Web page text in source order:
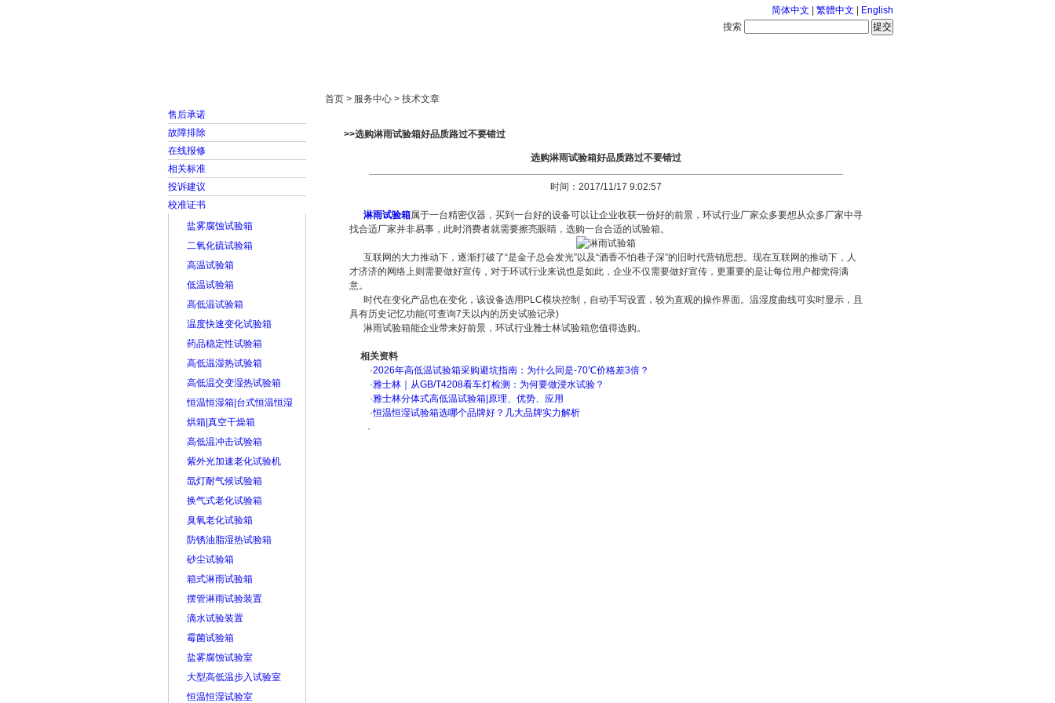
简体中文 繁體中文
English
搜索
售后承诺
故障排除
在线报修
相关标准
投诉建议
校准证书
盐雾腐蚀试验箱
二氧化硫试验箱
高温试验箱
低温试验箱
高低温试验箱
温度快速变化试验箱
药品稳定性试验箱
高低温湿热试验箱
高低温交变湿热试验箱
恒温恒湿箱|台式恒温恒湿
烘箱|真空干燥箱
高低温冲击试验箱
紫外光加速老化试验机
氙灯耐气候试验箱
换气式老化试验箱
臭氧老化试验箱
防锈油脂湿热试验箱
砂尘试验箱
箱式淋雨试验箱
摆管淋雨试验装置
滴水试验装置
霉菌试验箱
盐雾腐蚀试验室
大型高低温步入试验室
恒温恒湿试验室
首页 > 服务中心 > 技术文章
>>选购淋雨试验箱好品质路过不要错过
选购淋雨试验箱好品质路过不要错过
时间：2017/11/17 9:02:57
淋雨试验箱属于一台精密仪器，买到一台好的设备可以让企业收获一份好的前景，环试行业厂家众多要想从众多厂家中寻
找合适厂家并非易事，此时消费者就需要擦亮眼睛，选购一台合适的试验箱。
互联网的大力推动下，逐渐打破了“是金子总会发光”以及“酒香不怕巷子深”的旧时代营销思想。现在互联网的推动下，人
才济济的网络上则需要做好宣传，对于环试行业来说也是如此，企业不仅需要做好宣传，更重要的是让每位用户都觉得满
意。
时代在变化产品也在变化，该设备选用PLC模块控制，自动手写设置，较为直观的操作界面。温湿度曲线可实时显示，且
具有历史记忆功能(可查询7天以内的历史试验记录)
淋雨试验箱能企业带来好前景，环试行业雅士林试验箱您值得选购。
相关资料
·2026年高低温试验箱采购避坑指南：为什么同是-70℃价格差3倍？
·雅士林｜从GB/T4208看车灯检测：为何要做浸水试验？
·雅士林分体式高低温试验箱|原理、优势、应用
·恒温恒湿试验箱选哪个品牌好？几大品牌实力解析
·